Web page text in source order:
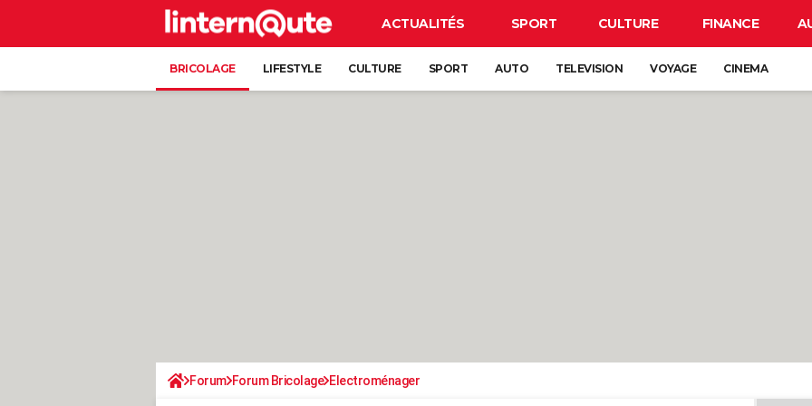
ACTUALITÉS SPORT CULTURE FINANCE
BRICOLAGE LIFESTYLE CULTURE SPORT AUTO TELEVISION VOYAGE CINEMA
Forum Forum Bricolage Electroménager